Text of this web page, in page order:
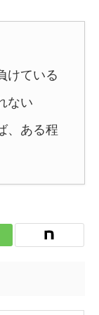
けている
ない
、ある程